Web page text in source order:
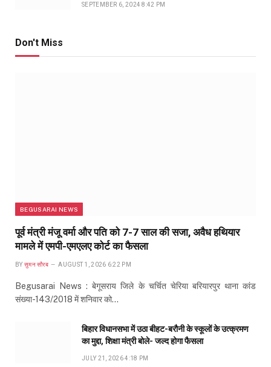
SEPTEMBER 6, 2024 8:42 PM
Don't Miss
BEGUSARAI NEWS
पूर्व मंत्री मंजू वर्मा और पति को 7-7 साल की सजा, अवैध हथियार
मामले में एमपी-एमएलए कोर्ट का फैसला
BY सुमन सौरब AUGUST 1, 2026 6:22 PM
Begusarai News : बेगूसराय जिले के चर्चित चेरिया बरियारपुर थाना कांड
संख्या-143/2018 में शनिवार को…
बिहार विधानसभा में उठा बीहट-बरौनी के स्कूलों के उत्क्रमण
का मुद्दा, शिक्षा मंत्री बोले- जल्द होगा फैसला
JULY 21, 2026 4:18 PM